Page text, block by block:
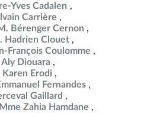
Yves Cadalen
Carrière
Bérenger Cernon
Hadrien Clouet
François Coulomme
Aly Diouara
Karen Erodi
Fernandes
Gaillard
Mme Zahia Hamdane